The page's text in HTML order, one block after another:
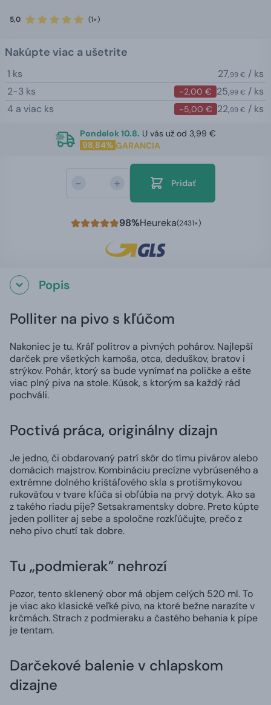
5,0 (1×)
Nakúpte viac a ušetrite
1 ks 27,99 € / ks
2-3 ks
-2,00 € 25,99 € / ks
4 a viac ks
-5,00 € 22,99 € / ks
Pondelok 10.8. U vás už od 3,99 €
98,84% GARANCIA
- + Pridať
98%Heureka(2431×)
Popis
Polliter na pivo s kľúčom
Nakoniec je tu. Kráľ politrov a pivných pohárov. Najlepší
darček pre všetkých kamoša, otca, deduškov, bratov i
strýkov. Pohár, ktorý sa bude vynímať na poličke a ešte
viac plný piva na stole. Kúsok, s ktorým sa každý rád
pochváli.
Poctivá práca, originálny dizajn
Je jedno, či obdarovaný patrí skôr do tímu pivárov alebo
domácich majstrov. Kombináciu precízne vybrúseného a
extrémne dolného krištáľového skla s protišmykovou
rukoväťou v tvare kľúča si obľúbia na prvý dotyk. Ako sa
z takého riadu pije? Setsakramentsky dobre. Preto kúpte
jeden polliter aj sebe a spoločne rozkľúčujte, prečo z
neho pivo chutí tak dobre.
Tu „podmierak” nehrozí
Pozor, tento sklenený obor má objem celých 520 ml. To
je viac ako klasické veľké pivo, na ktoré bežne narazíte v
krčmách. Strach z podmieraku a častého behania k pípe
je tentam.
Darčekové balenie v chlapskom
dizajne